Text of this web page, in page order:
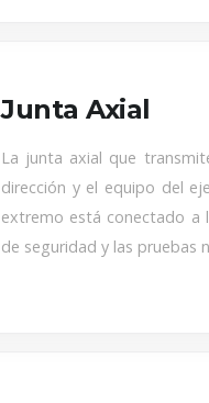
Junta Axial
La junta axial que
dirección y el equipo del
extremo está conectado a
de seguridad y las pruebas